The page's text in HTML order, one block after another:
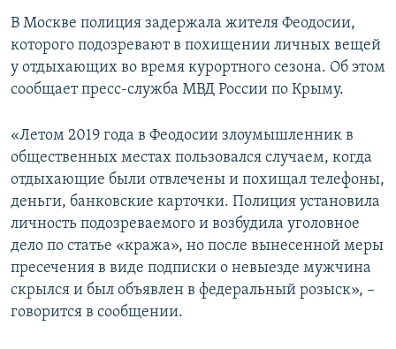
Все сайты RFE/RL
В Москве полиция задержала жителя Феодосии,
которого подозревают в похищении личных вещей
у отдыхающих во время курортного сезона. Об этом
сообщает пресс-служба МВД России по Крыму.
«Летом 2019 года в Феодосии злоумышленник в
общественных местах пользовался случаем, когда
отдыхающие были отвлечены и похищал телефоны,
деньги, банковские карточки. Полиция установила
личность подозреваемого и возбудила уголовное
дело по статье «кража», но после вынесенной меры
пресечения в виде подписки о невыезде мужчина
скрылся и был объявлен в федеральный розыск», –
говорится в сообщении.